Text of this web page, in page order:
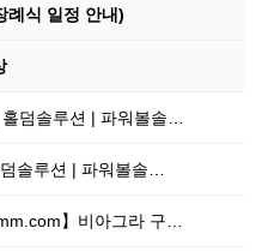
례식 일정 안내)
덤솔루션 | 파워볼솔…
솔루션 | 파워볼솔…
】비아그라 구…